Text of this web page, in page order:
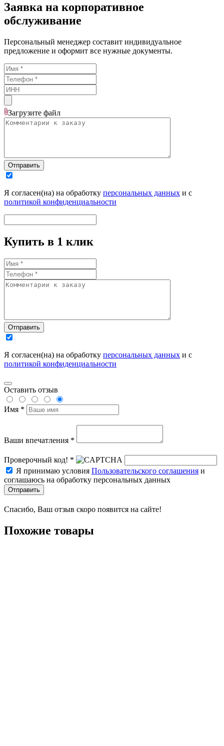
Заявка на корпоративное
обслуживание
Персональный менеджер составит индивидуальное
предложение и оформит все нужные документы.
Загрузите файл
Отправить
Я согласен(на) на обработку персональных данных и с
политикой конфиденциальности
Купить в 1 клик
Отправить
Я согласен(на) на обработку персональных данных и с
политикой конфиденциальности
Оставить отзыв
Имя *
Ваши впечатления *
Проверочный код! *
Я принимаю условия Пользовательского соглашения и
соглашаюсь на обработку персональных данных
Отправить
Спасибо, Ваш отзыв скоро появится на сайте!
Похожие товары